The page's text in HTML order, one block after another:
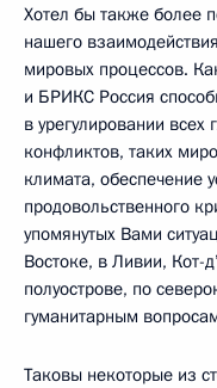
Хотел бы также более
нашего
мировых процессов.
и БРИКС Россия
в урегулировании
конфликтов, таких
климата, обеспечение
продовольственного
упомянутых Вами
Востоке, в Ливии, Кот-
полуострове, по
гуманитарным
Таковы некоторые из